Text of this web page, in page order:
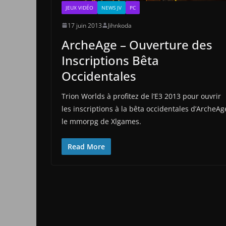
JEUX VIDÉO NEWS JV PC
17 juin 2013 Jihnkoda
ArcheAge – Ouverture des
Inscriptions Bêta
Occidentales
Trion Worlds à profitez de l’E3 2013 pour ouvrir
les inscriptions à la bêta occidentales
le mmorpg de Xlgames.
Read More